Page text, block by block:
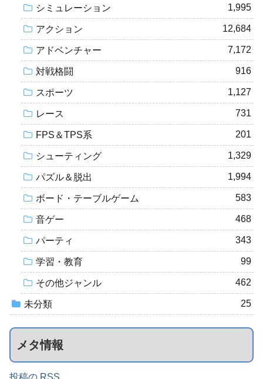
シミュレーション 1,995
アクション 12,684
アドベンチャー 7,172
対戦格闘 916
スポーツ 1,127
レース 731
FPS＆TPS系 201
シューティング 1,329
パズル＆脱出 1,994
ボード・テーブルゲーム 583
音ゲー 468
パーティ 343
学習・教育 99
その他ジャンル 462
未分類 25
メタ情報
投稿の RSS